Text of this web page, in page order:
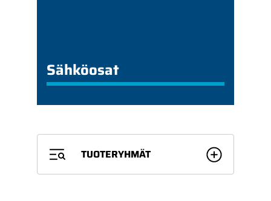
Sähköosat
TUOTERYHMÄT